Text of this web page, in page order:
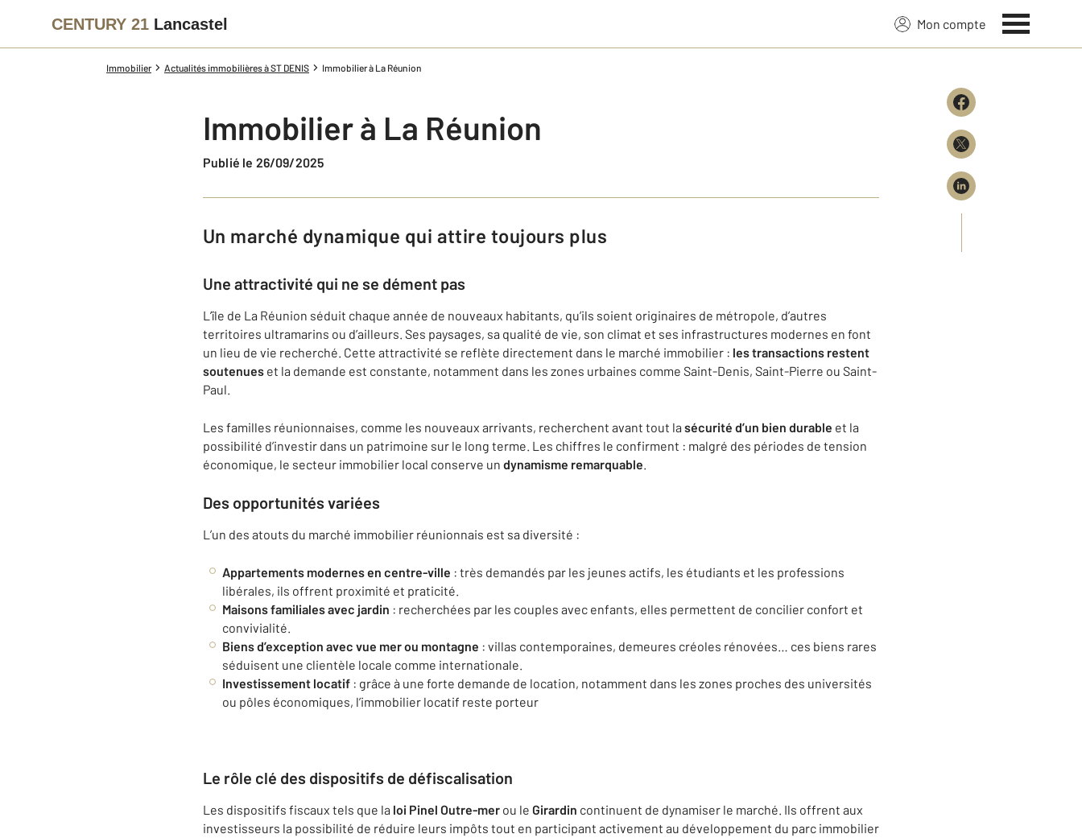
CENTURY 21 Lancastel Mon compte
Immobilier Actualités immobilières à ST DENIS Immobilier à La Réunion
Immobilier à La Réunion
Publié le 26/09/2025
Un marché dynamique qui attire toujours plus
Une attractivité qui ne se dément pas
L’île de La Réunion séduit chaque année de nouveaux habitants, qu’ils soient originaires de métropole, d’autres
territoires ultramarins ou d’ailleurs. Ses paysages, sa qualité de vie, son climat et ses infrastructures modernes en font
un lieu de vie recherché. Cette attractivité se reflète directement dans le marché immobilier : les transactions restent
soutenues et la demande est constante, notamment dans les zones urbaines comme Saint-Denis, Saint-Pierre ou Saint-
Paul.
Les familles réunionnaises, comme les nouveaux arrivants, recherchent avant tout la sécurité d’un bien durable et la
possibilité d’investir dans un patrimoine sur le long terme. Les chiffres le confirment : malgré des périodes de tension
économique, le secteur immobilier local conserve un dynamisme remarquable.
Des opportunités variées
L’un des atouts du marché immobilier réunionnais est sa diversité :
Appartements modernes en centre-ville : très demandés par les jeunes actifs, les étudiants et les professions
libérales, ils offrent proximité et praticité.
Maisons familiales avec jardin : recherchées par les couples avec enfants, elles permettent de concilier confort et
convivialité.
Biens d’exception avec vue mer ou montagne : villas contemporaines, demeures créoles rénovées… ces biens rares
séduisent une clientèle locale comme internationale.
Investissement locatif : grâce à une forte demande de location, notamment dans les zones proches des universités
ou pôles économiques, l’immobilier locatif reste porteur
Le rôle clé des dispositifs de défiscalisation
Les dispositifs fiscaux tels que la loi Pinel Outre-mer ou le Girardin continuent de dynamiser le marché. Ils offrent aux
investisseurs la possibilité de réduire leurs impôts tout en participant activement au développement du parc immobilier